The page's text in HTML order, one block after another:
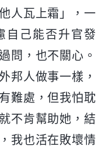
人瓦上霜」，一
自己能否升官發
問，也不關心。
邦人做事一樣，
難處，但我怕耽
不肯幫助她，結
我也活在敗壞情